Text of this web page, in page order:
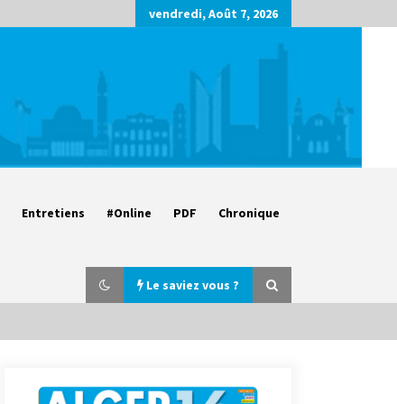
vendredi, Août 7, 2026
Entretiens #Online PDF Chronique
Le saviez vous ?
Parking de la Promenade des
Sablettes : Mis en service de bornes